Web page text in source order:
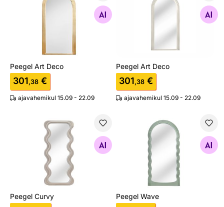
Peegel Art Deco
Peegel Art Deco
301,38 €
ajavahemikul 15.09 - 22.09
Peegel Art Deco
Otsi sarnaseid
Peegel Art Deco
301,38 €
ajavahemikul 15.09 - 22.09
Peegel Curvy
Otsi sarnaseid
Peegel Curvy
Peegel Wave
Otsi sarnaseid
Peegel Wave